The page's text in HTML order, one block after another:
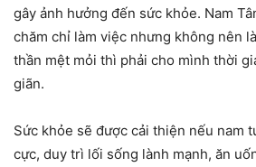
gây ảnh hưởng đến sức khỏe. Nam
chăm chỉ làm việc nhưng không nên
thần mệt mỏi thì phải cho mình thời
giãn.
Sức khỏe sẽ được cải thiện nếu nam
cực, duy trì lối sống lành mạnh, ăn